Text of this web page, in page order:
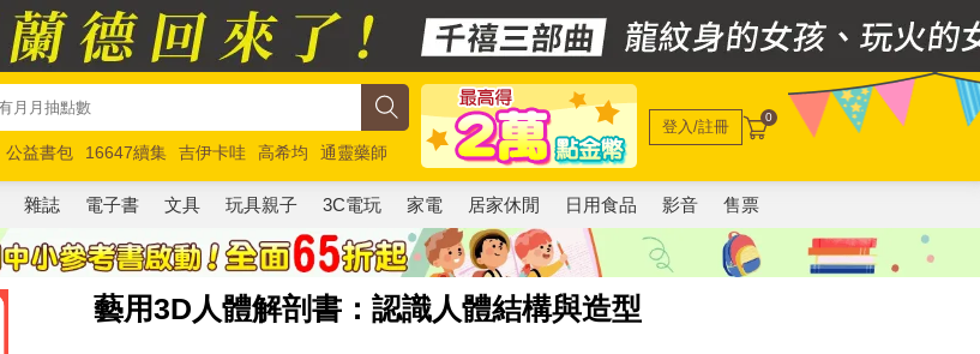
公益書包 16647續集 吉伊卡哇 高希均
通靈藥師
馬斯克 玩具總動員5 超慢跑
登入/註冊 0
雜誌 電子書 文具 玩具親子 3C電玩 家電 居家休閒 日用食品 影音 售票
藝用3D人體解剖書：認識人體結構與造型